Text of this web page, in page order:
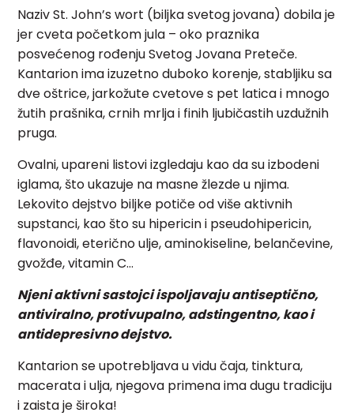
Naziv St. John’s wort (biljka svetog jovana) dobila je
jer cveta početkom jula – oko praznika
posvećenog rođenju Svetog Jovana Preteče.
Kantarion ima izuzetno duboko korenje, stabljiku sa
dve oštrice, jarkožute cvetove s pet latica i mnogo
žutih prašnika, crnih mrlja i finih ljubičastih uzdužnih
pruga.
Ovalni, upareni listovi izgledaju kao da su izbodeni
iglama, što ukazuje na masne žlezde u njima.
Lekovito dejstvo biljke potiče od više aktivnih
supstanci, kao što su hipericin i pseudohipericin,
flavonoidi, eterično ulje, aminokiseline, belančevine,
gvožđe, vitamin C…
Njeniaktivni sastojci ispoljavaju antiseptično,
antiviralno, protivupalno, adstingentno, kao i
antidepresivno dejstvo.
Kantarion se upotrebljava u vidu čaja, tinktura,
macerata i ulja, njegova primena ima dugu tradiciju
i zaista je široka!